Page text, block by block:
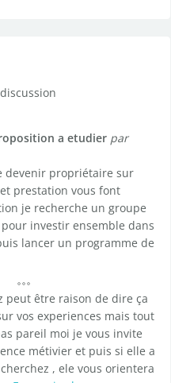
a etudier par
devenir propriétaire sur
prestation vous font
je recherche un groupe
investir ensemble dans
lancer un programme de
peut être raison de dire ça
vos experiences mais tout
pareil moi je vous invite
métivier et puis si elle a
, ele vous orientera